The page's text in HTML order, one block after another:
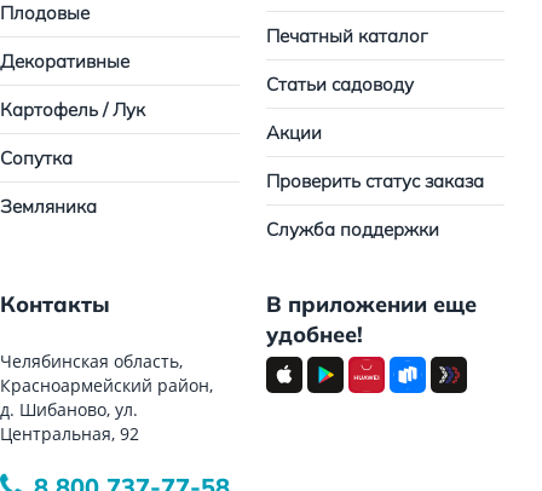
Плодовые
Декоративные
Картофель / Лук
Сопутка
Земляника
Печатный каталог
Статьи садоводу
Акции
Проверить статус заказа
Служба поддержки
Контакты
Челябинская область,
Красноармейский район,
д. Шибаново, ул.
Центральная, 92
В приложении еще
удобнее!